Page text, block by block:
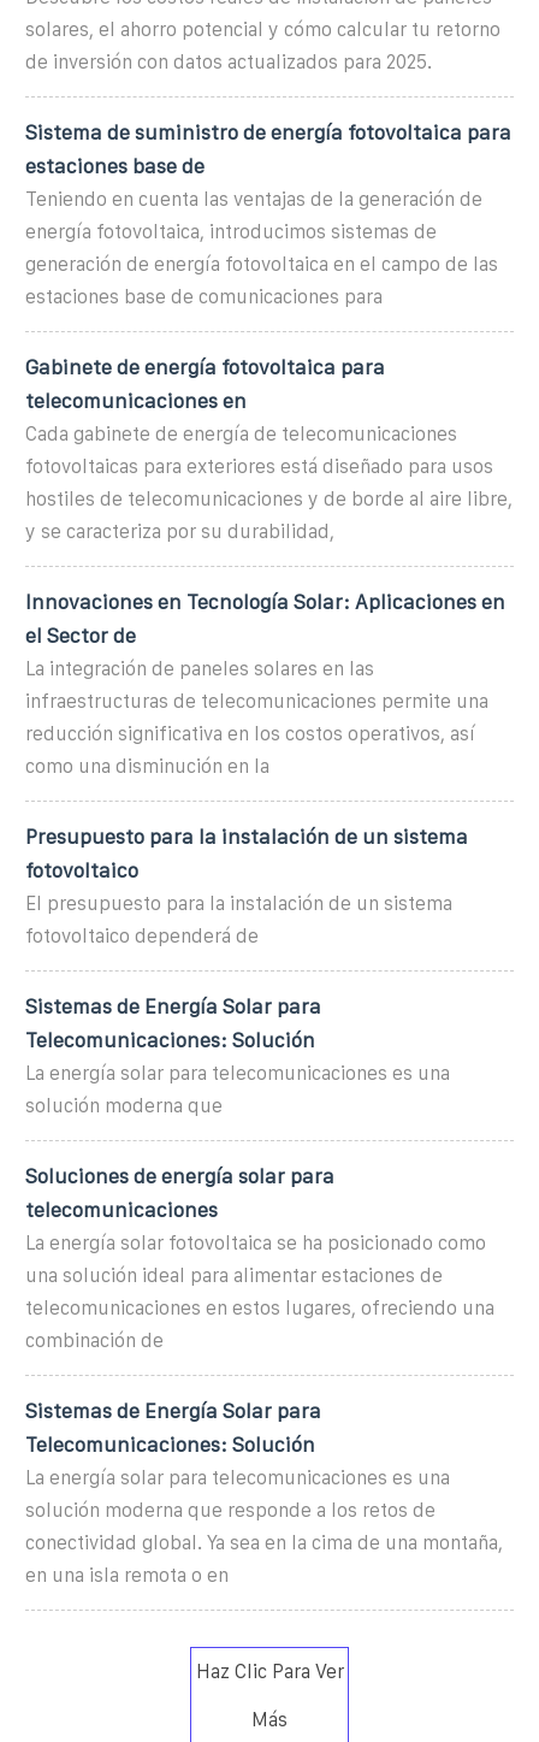
solares, el ahorro potencial y cómo calcular tu retorno
de inversión con datos actualizados para 2025.
Sistema de suministro de energía fotovoltaica para
estaciones base de
Teniendo en cuenta las ventajas de la generación de
energía fotovoltaica, introducimos sistemas de
generación de energía fotovoltaica en el campo de las
estaciones base de comunicaciones para
Gabinete de energía fotovoltaica para
telecomunicaciones en
Cada gabinete de energía de telecomunicaciones
fotovoltaicas para exteriores está diseñado para usos
hostiles de telecomunicaciones y de borde al aire libre,
y se caracteriza por su durabilidad,
Innovaciones en Tecnología Solar: Aplicaciones en
el Sector de
La integración de paneles solares en las
infraestructuras de telecomunicaciones permite una
reducción significativa en los costos operativos, así
como una disminución en la
Presupuesto para la instalación de un sistema
fotovoltaico
El presupuesto para la instalación de un sistema
fotovoltaico dependerá de
Sistemas de Energía Solar para
Telecomunicaciones: Solución
La energía solar para telecomunicaciones es una
solución moderna que
Soluciones de energía solar para
telecomunicaciones
La energía solar fotovoltaica se ha posicionado como
una solución ideal para alimentar estaciones de
telecomunicaciones en estos lugares, ofreciendo una
combinación de
Sistemas de Energía Solar para
Telecomunicaciones: Solución
La energía solar para telecomunicaciones es una
solución moderna que responde a los retos de
conectividad global. Ya sea en la cima de una montaña,
en una isla remota o en
Haz Clic Para Ver
Más